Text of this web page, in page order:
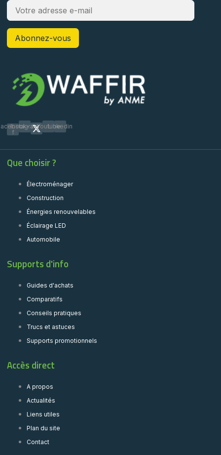
f
InstagramYoutubeLinkedin
Que choisir ?
Électroménager
Construction
Énergies renouvelables
Éclairage LED
Automobile
Supports d'info
Guides d'achats
Comparatifs
Conseils pratiques
Trucs et astuces
Supports promotionnels
Accès direct
A propos
Actualités
Liens utiles
Plan du site
Contact